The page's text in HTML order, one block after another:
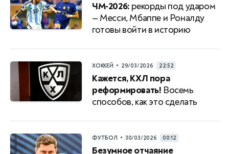
ЧМ‑2026: рекорды под ударом
— Месси, Мбаппе и Роналду
готовы войти в историю
ХОККЕЙ • 29/03/2026 22:52
Кажется, КХЛ пора
реформировать! Восемь
способов, как это сделать
ФУТБОЛ • 30/03/2026 00:12
Безумное отчаяние